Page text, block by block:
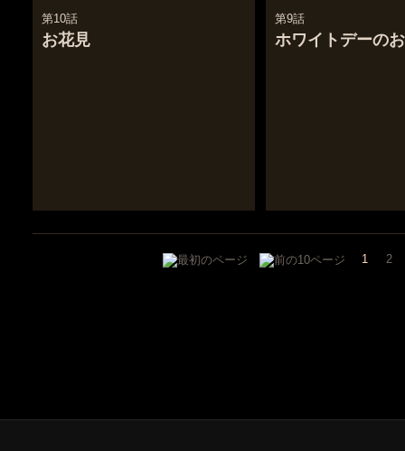
第10話
お花見
第9話
ホワイトデーの
1 2